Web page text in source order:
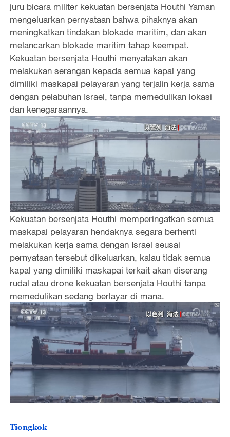
juru bicara militer kekuatan bersenjata Houthi Yaman
mengeluarkan pernyataan bahwa pihaknya akan
meningkatkan tindakan blokade maritim, dan akan
melancarkan blokade maritim tahap keempat.
Kekuatan bersenjata Houthi menyatakan akan
melakukan serangan kepada semua kapal yang
dimiliki maskapai pelayaran yang terjalin kerja sama
dengan pelabuhan Israel, tanpa memedulikan lokasi
dan kenegaraannya.
Kekuatan bersenjata Houthi memperingatkan semua
maskapai pelayaran hendaknya segara berhenti
melakukan kerja sama dengan Israel seusai
pernyataan tersebut dikeluarkan, kalau tidak semua
kapal yang dimiliki maskapai terkait akan diserang
rudal atau drone kekuatan bersenjata Houthi tanpa
memedulikan sedang berlayar di mana.
Tiongkok